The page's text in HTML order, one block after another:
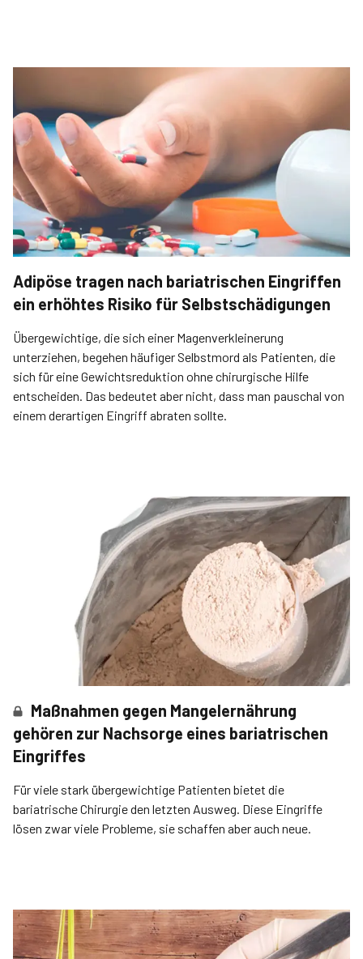
Adipöse tragen nach bariatrischen Eingriffen
ein erhöhtes Risiko für Selbstschädigungen
Übergewichtige, die sich einer Magenverkleinerung
unterziehen, begehen häufiger Selbstmord als Patienten, die
sich für eine Gewichtsreduktion ohne chirurgische Hilfe
entscheiden. Das bedeutet aber nicht, dass man pauschal von
einem derartigen Eingriff abraten sollte.
Maßnahmen gegen Mangelernährung
gehören zur Nachsorge eines bariatrischen
Eingriffes
Für viele stark übergewichtige Patienten bietet die
bariatrische Chirurgie den letzten Ausweg. Diese Eingriffe
lösen zwar viele Probleme, sie schaffen aber auch neue.